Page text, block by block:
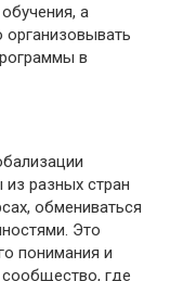
а
организовывать
в
разных стран
обмениваться
Это
понимания и
где